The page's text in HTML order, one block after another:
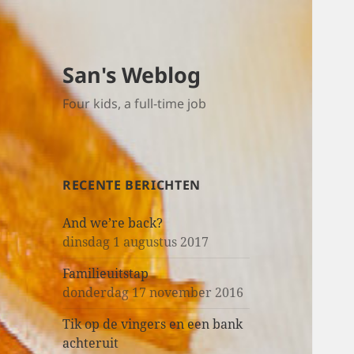
San's Weblog
Four kids, a full-time job
RECENTE BERICHTEN
And we’re back?
dinsdag 1 augustus 2017
Familieuitstap
donderdag 17 november 2016
Tik op de vingers en een bank
achteruit